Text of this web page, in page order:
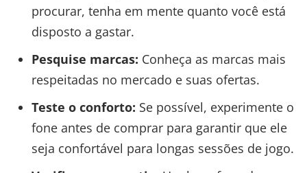
procurar, tenha em mente quanto você está
disposto a gastar.
Pesquise marcas: Conheça as marcas mais
respeitadas no mercado e suas ofertas.
Teste o conforto: Se possível, experimente o
fone antes de comprar para garantir que ele
seja confortável para longas sessões de jogo.